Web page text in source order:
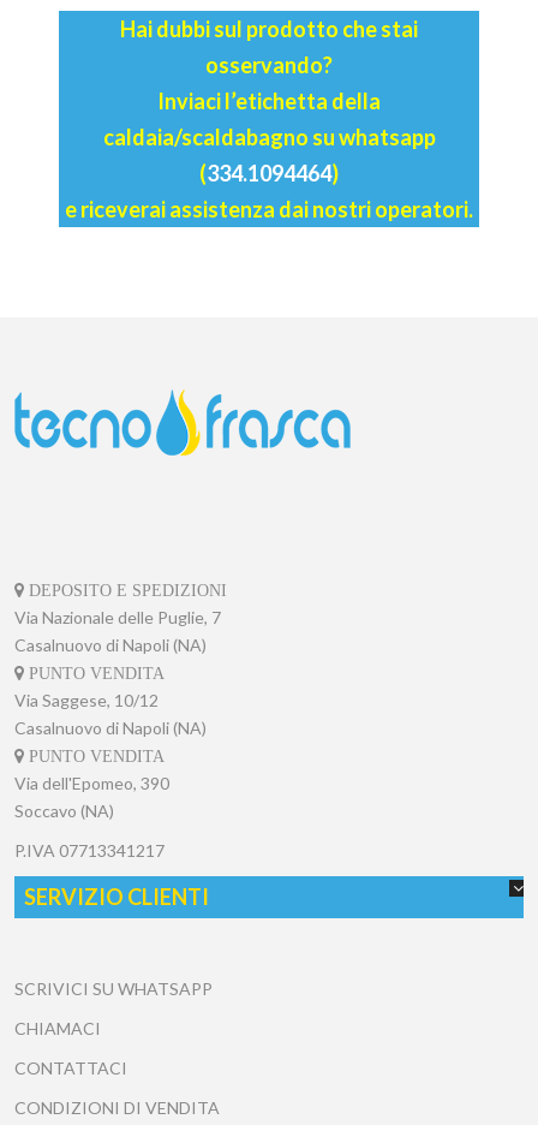
Hai dubbi sul prodotto che stai
osservando?
Inviaci l’etichetta della
caldaia/scaldabagno su whatsapp
(334.1094464)
e riceverai assistenza dai nostri operatori.
DEPOSITO E SPEDIZIONI
Via Nazionale delle Puglie, 7
Casalnuovo di Napoli (NA)
PUNTO VENDITA
Via Saggese, 10/12
Casalnuovo di Napoli (NA)
PUNTO VENDITA
Via dell'Epomeo, 390
Soccavo (NA)
P.IVA 07713341217
SERVIZIO CLIENTI
SCRIVICI SU WHATSAPP
CHIAMACI
CONTATTACI
CONDIZIONI DI VENDITA